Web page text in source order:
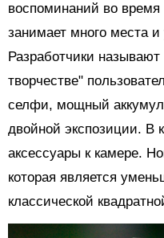
воспоминаний во
занимает много места
Разработчики
творчестве"
селфи, мощный
двойной экспозиции. В
аксессуары к камере.
которая является
классической